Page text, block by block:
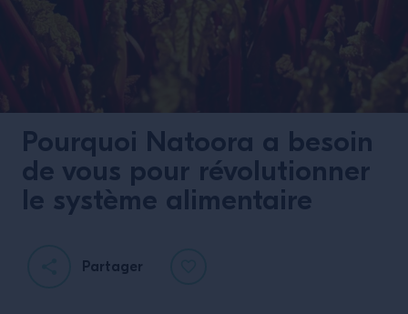
Pourquoi Natoora a besoin
de vous pour révolutionner
le système alimentaire
Partager